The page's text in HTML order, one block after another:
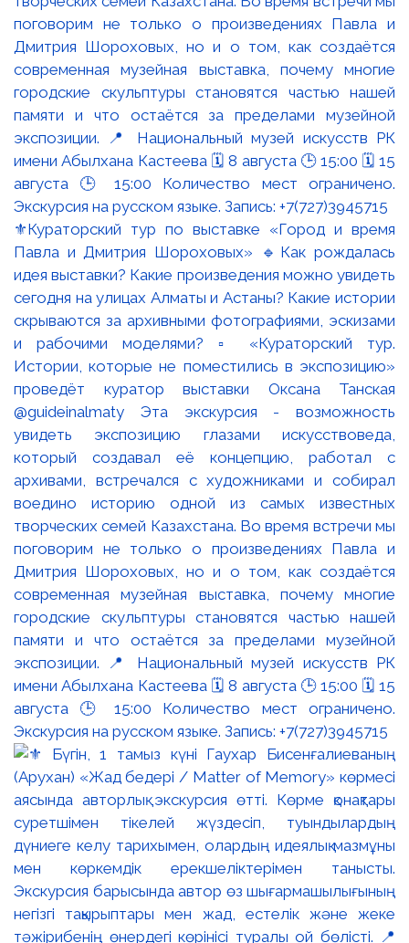
⚜️Кураторский тур по выставке «Город и время
Павла и Дмитрия Шороховых» 🔹Как рождалась
идея выставки? Какие произведения можно увидеть
сегодня на улицах Алматы и Астаны? Какие истории
скрываются за архивными фотографиями, эскизами
и рабочими моделями? ▫️ «Кураторский тур.
Истории, которые не поместились в экспозицию»
проведёт куратор выставки Оксана Танская
@guideinalmaty Эта экскурсия - возможность
увидеть экспозицию глазами искусствоведа,
который создавал её концепцию, работал с
архивами, встречался с художниками и собирал
воедино историю одной из самых известных
творческих семей Казахстана. Во время встречи мы
поговорим не только о произведениях Павла и
Дмитрия Шороховых, но и о том, как создаётся
современная музейная выставка, почему многие
городские скульптуры становятся частью нашей
памяти и что остаётся за пределами музейной
экспозиции. 📍 Национальный музей искусств РК
имени Абылхана Кастеева 🗓 8 августа 🕒 15:00 🗓 15
августа 🕒 15:00 Количество мест ограничено.
Экскурсия на русском языке. Запись: +7(727)3945715